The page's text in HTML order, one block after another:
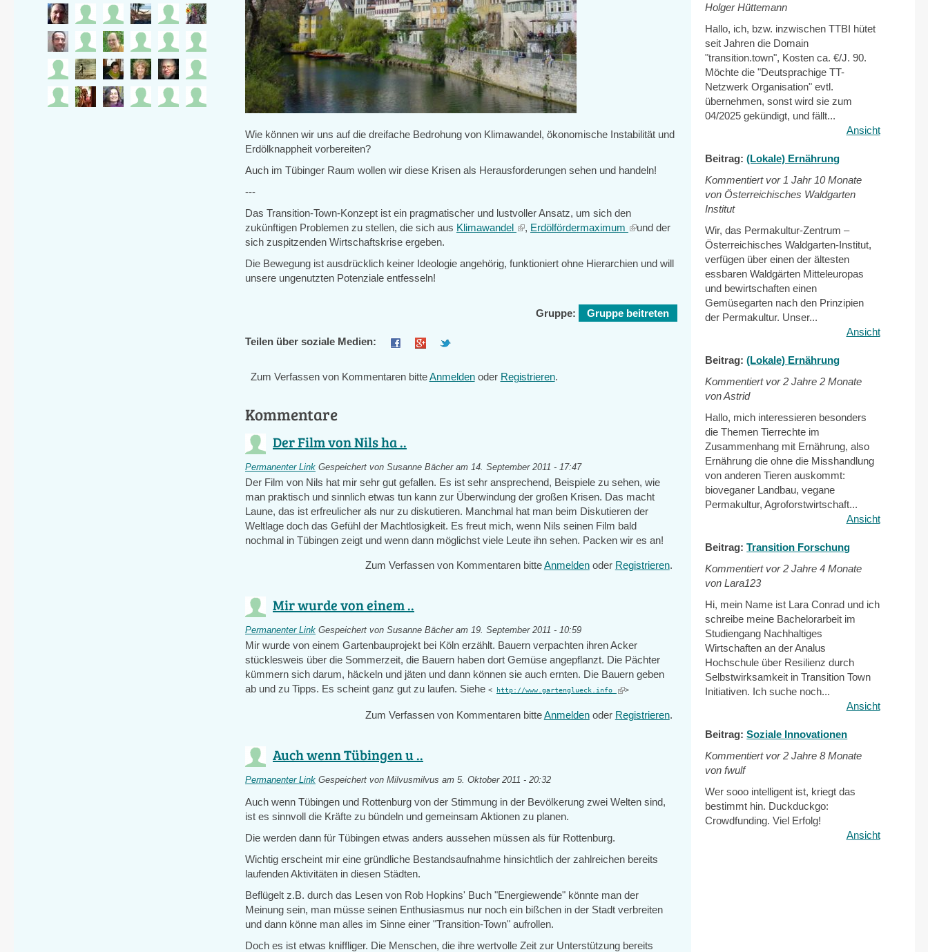
Wie können wir uns auf die dreifache Bedrohung von Klimawandel, ökonomische Instabilität und
Erdölknappheit vorbereiten?
Auch im Tübinger Raum wollen wir diese Krisen als Herausforderungen sehen und handeln!
---
Das Transition-Town-Konzept ist ein pragmatischer und lustvoller Ansatz, um sich den
zukünftigen Problemen zu stellen, die sich aus Klimawandel (link
, Erdölfördermaximum (linkund der
sich zuspitzenden Wirtschaftskrise ergeben.
Die Bewegung ist ausdrücklich keiner Ideologie angehörig, funktioniert ohne Hierarchien und will
unsere ungenutzten Potenziale entfesseln!
Gruppe: Gruppe beitreten
Teilen über soziale Medien:
Zum Verfassen von Kommentaren bitteAnmeldenoder Registrieren.
Kommentare
Der Film von Nils ha ..
Permanenter Link Gespeichert vonSusanne Bächeram 14. September 2011 - 17:47
Der Film von Nils hat mir sehr gut gefallen. Es ist sehr ansprechend, Beispiele zu sehen, wie
man praktisch und sinnlich etwas tun kann zur Überwindung der großen Krisen. Das macht
Laune, das ist erfreulicher als nur zu diskutieren. Manchmal hat man beim Diskutieren der
Weltlage doch das Gefühl der Machtlosigkeit. Es freut mich, wenn Nils seinen Film bald
nochmal in Tübingen zeigt und wenn dann möglichst viele Leute ihn sehen. Packen wir es an!
Zum Verfassen von Kommentaren bitteAnmeldenoder Registrieren.
Mir wurde von einem ..
Permanenter Link Gespeichert vonSusanne Bächeram 19. September 2011 - 10:59
Mir wurde von einem Gartenbauprojekt bei Köln erzählt. Bauern verpachten ihren Acker
stücklesweis über die Sommerzeit, die Bauern haben dort Gemüse angepflanzt. Die Pächter
kümmern sich darum, häckeln und jäten und dann können sie auch ernten. Die Bauern geben
ab und zu Tipps. Es scheint ganz gut zu laufen. Siehe< http://www.gartenglueck.info
(link
external)
>
Zum Verfassen von Kommentaren bitteAnmeldenoder Registrieren.
Auch wenn Tübingen u ..
Permanenter Link Gespeichert vonMilvusmilvus am 5. Oktober 2011 - 20:32
Auch wenn Tübingen und Rottenburg von der Stimmung in der Bevölkerung zwei Welten sind,
ist es sinnvoll die Kräfte zu bündeln und gemeinsam Aktionen zu planen.
Die werden dann für Tübingen etwas anders aussehen müssen als für Rottenburg.
Wichtig erscheint mir eine gründliche Bestandsaufnahme hinsichtlich der zahlreichen bereits
laufenden Aktivitäten in diesen Städten.
Beflügelt z.B. durch das Lesen von Rob Hopkins' Buch "Energiewende" könnte man der
Meinung sein, man müsse seinen Enthusiasmus nur noch ein bißchen in der Stadt verbreiten
und dann könne man alles im Sinne einer "Transition-Town" aufrollen.
Doch es ist etwas kniffliger. Die Menschen, die ihre wertvolle Zeit zur Unterstützung bereits
Holger Hüttemann
Hallo, ich, bzw. inzwischen TTBI hütet
seit Jahren die Domain
"transition.town", Kosten ca. €/J. 90.
Möchte die "Deutsprachige TT-
Netzwerk Organisation" evtl.
übernehmen, sonst wird sie zum
04/2025 gekündigt, und fällt...
Ansicht
Beitrag:(Lokale) Ernährung
Kommentiert vor 1 Jahr 10 Monate
von Österreichisches Waldgarten
Institut
Wir, das Permakultur-Zentrum –
Österreichisches Waldgarten-Institut,
verfügen über einen der ältesten
essbaren Waldgärten Mitteleuropas
und bewirtschaften einen
Gemüsegarten nach den Prinzipien
der Permakultur. Unser...
Ansicht
Beitrag:(Lokale) Ernährung
Kommentiert vor2 Jahre 2 Monate
von Astrid
Hallo, mich interessieren besonders
die Themen Tierrechte im
Zusammenhang mit Ernährung, also
Ernährung die ohne die Misshandlung
von anderen Tieren auskommt:
bioveganer Landbau, vegane
Permakultur, Agroforstwirtschaft...
Ansicht
Beitrag:Transition Forschung
Kommentiert vor2 Jahre 4 Monate
von Lara123
Hi, mein Name ist Lara Conrad und ich
schreibe meine Bachelorarbeit im
Studiengang Nachhaltiges
Wirtschaften an der Analus
Hochschule über Resilienz durch
Selbstwirksamkeit in Transition Town
Initiativen. Ich suche noch...
Ansicht
Beitrag:Soziale Innovationen
Kommentiert vor2 Jahre 8 Monate
von fwulf
Wer sooo intelligent ist, kriegt das
bestimmt hin. Duckduckgo:
Crowdfunding. Viel Erfolg!
Ansicht